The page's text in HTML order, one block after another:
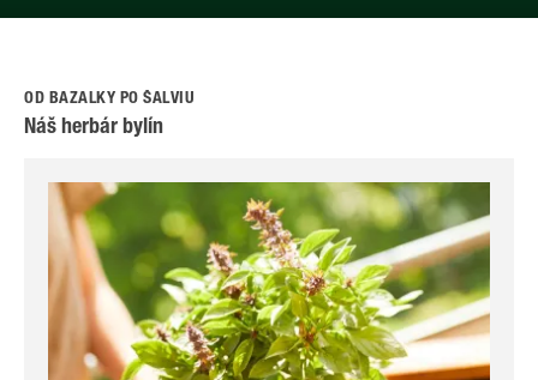
OD BAZALKY PO ŠALVIU
Náš herbár bylín